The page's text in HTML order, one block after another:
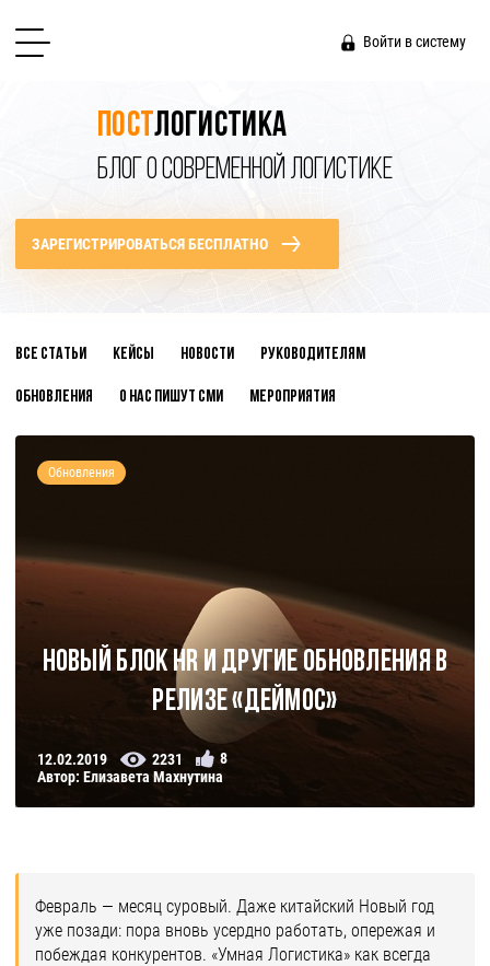
Войти в систему
Постлогистика
БЛОГ О СОВРЕМЕННОЙ ЛОГИСТИКЕ
ЗАРЕГИСТРИРОВАТЬСЯ БЕСПЛАТНО
Все статьи Кейсы Новости Руководителям
Обновления О нас пишут СМИ Мероприятия
Обновления
Новый блок HR и другие обновления в
релизе «Деймос»
12.02.2019 2231
8
Автор: Елизавета Махнутина
Февраль — месяц суровый. Даже китайский Новый год
уже позади: пора вновь усердно работать, опережая и
побеждая конкурентов. «Умная Логистика» как всегда